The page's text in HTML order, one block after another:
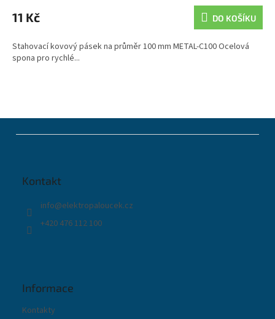
11 Kč DO KOŠÍKU
Stahovací kovový pásek na průměr 100 mm METAL-C100 Ocelová
spona pro rychlé...
Kontakt
info@elektropaloucek.cz
+420 476 112 100
Informace
Kontakty